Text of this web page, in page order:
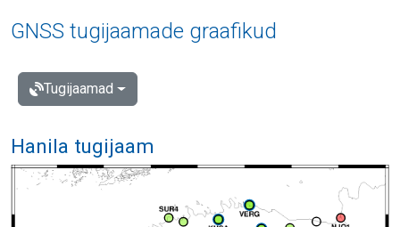
GNSS tugijaamade graafikud
Tugijaamad
Hanila tugijaam